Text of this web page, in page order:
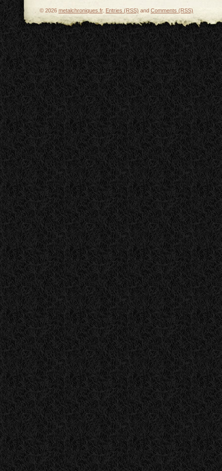
© 2026 metalchroniques.fr. Entries (RSS) and Comments (RSS)